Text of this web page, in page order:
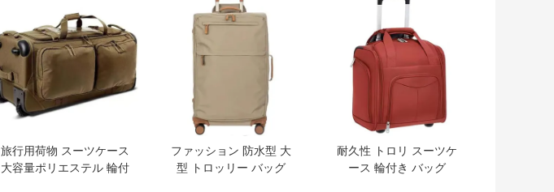
旅行用荷物 スーツケース
大容量ポリエステル 輪付
ファッション 防水型 大
型 トロッリー バッグ
耐久性 トロリ スーツケ
ース 輪付き バッグ